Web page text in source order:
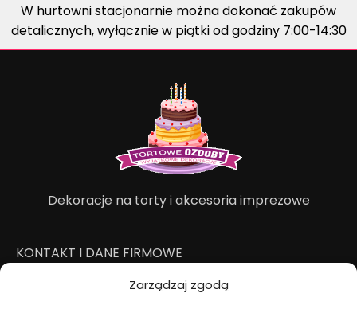
Zarządzaj zgodą
W hurtowni stacjonarnie można dokonać zakupów
detalicznych, wyłącznie w piątki od godziny 7:00-14:30
Dekoracje na torty i akcesoria imprezowe
KONTAKT I DANE FIRMOWE
+48 511 246 275